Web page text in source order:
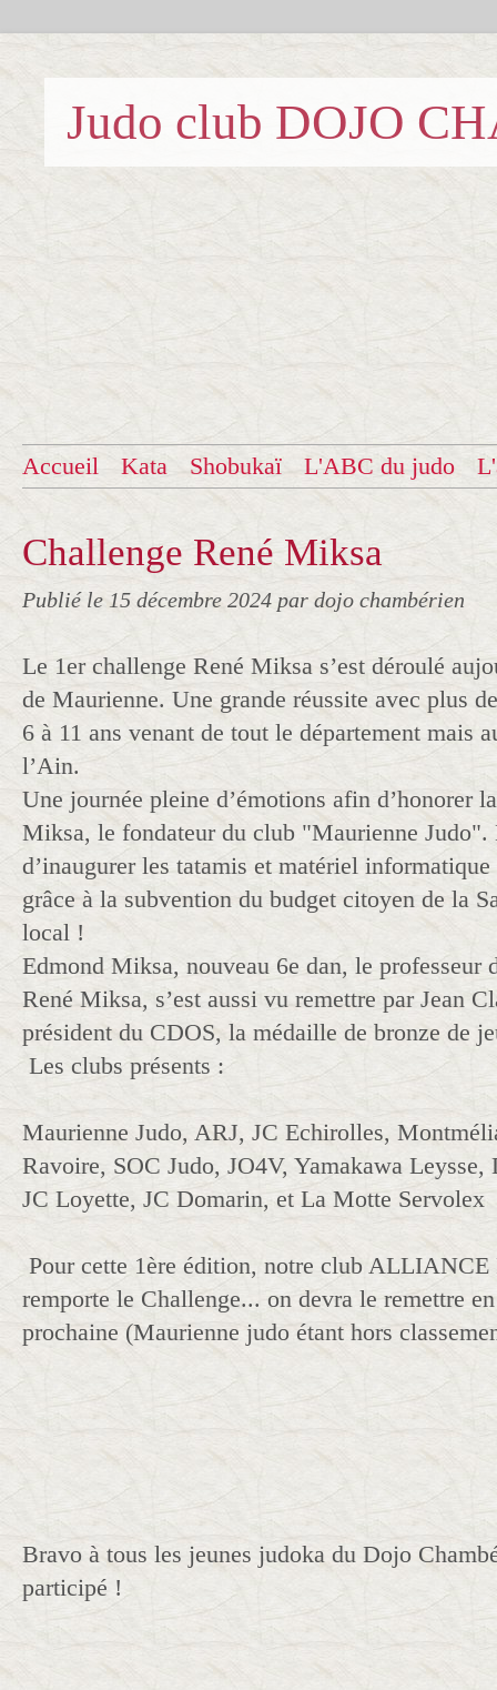
Judo club DOJO
Accueil Kata Shobukaï L'ABC du judo
Challenge René Miksa
Publié le 15 décembre 2024 par dojo chambérien
Le 1er challenge René Miksa s’est déroulé
de Maurienne. Une grande réussite avec plus
6 à 11 ans venant de tout le département mais
l’Ain.
Une journée pleine d’émotions afin d’honorer
Miksa, le fondateur du club "Maurienne Judo".
d’inaugurer les tatamis et matériel
grâce à la subvention du budget citoyen de la
local !
Edmond Miksa, nouveau 6e dan, le professeur
René Miksa, s’est aussi vu remettre par Jean
président du CDOS, la médaille de bronze de
Les clubs présents :
Maurienne Judo, ARJ, JC Echirolles,
Ravoire, SOC Judo, JO4V, Yamakawa
JC Loyette, JC Domarin, et La Motte Servolex
Pour cette 1ère édition, notre club
remporte le Challenge... on devra le remettre
prochaine (Maurienne judo étant hors
Bravo à tous les jeunes judoka du Dojo
participé !